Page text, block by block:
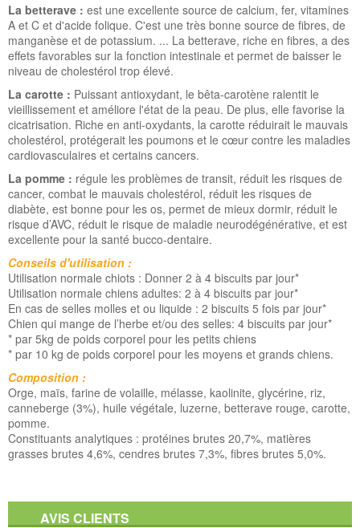
La betterave : est une excellente source de calcium, fer, vitamines
A et C et d'acide folique. C'est une très bonne source de fibres, de
manganèse et de potassium. ... La betterave, riche en fibres, a des
effets favorables sur la fonction intestinale et permet de baisser le
niveau de cholestérol trop élevé.
La carotte : Puissant antioxydant, le bêta-carotène ralentit le
vieillissement et améliore l'état de la peau. De plus, elle favorise la
cicatrisation. Riche en anti-oxydants, la carotte réduirait le mauvais
cholestérol, protégerait les poumons et le cœur contre les maladies
cardiovasculaires et certains cancers.
La pomme : régule les problèmes de transit, réduit les risques de
cancer, combat le mauvais cholestérol, réduit les risques de
diabète, est bonne pour les os, permet de mieux dormir, réduit le
risque d’AVC, réduit le risque de maladie neurodégénérative, et est
excellente pour la santé bucco-dentaire.
Conseils d'utilisation :
Utilisation normale chiots : Donner 2 à 4 biscuits par jour*
Utilisation normale chiens adultes: 2 à 4 biscuits par jour*
En cas de selles molles et ou liquide : 2 biscuits 5 fois par jour*
Chien qui mange de l’herbe et/ou des selles: 4 biscuits par jour*
* par 5kg de poids corporel pour les petits chiens
* par 10 kg de poids corporel pour les moyens et grands chiens.
Composition :
Orge, maïs, farine de volaille, mélasse, kaolinite, glycérine, riz,
canneberge (3%), huile végétale, luzerne, betterave rouge, carotte,
pomme.
Constituants analytiques : protéines brutes 20,7%, matières
grasses brutes 4,6%, cendres brutes 7,3%, fibres brutes 5,0%.
AVIS CLIENTS